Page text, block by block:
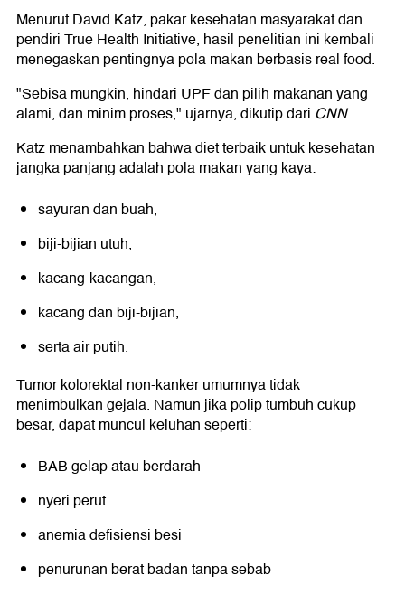
Menurut David Katz, pakar kesehatan masyarakat dan
pendiri True Health Initiative, hasil penelitian ini kembali
menegaskan pentingnya pola makan berbasis real food.
"Sebisa mungkin, hindari UPF dan pilih makanan yang
alami, dan minim proses," ujarnya, dikutip dari CNN.
Katz menambahkan bahwa diet terbaik untuk kesehatan
jangka panjang adalah pola makan yang kaya:
sayuran dan buah,
biji-bijian utuh,
kacang-kacangan,
kacang dan biji-bijian,
serta air putih.
Tumor kolorektal non-kanker umumnya tidak
menimbulkan gejala. Namun jika polip tumbuh cukup
besar, dapat muncul keluhan seperti:
BAB gelap atau berdarah
nyeri perut
anemia defisiensi besi
penurunan berat badan tanpa sebab